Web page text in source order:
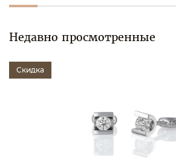
Недавно просмотренные
Скидка